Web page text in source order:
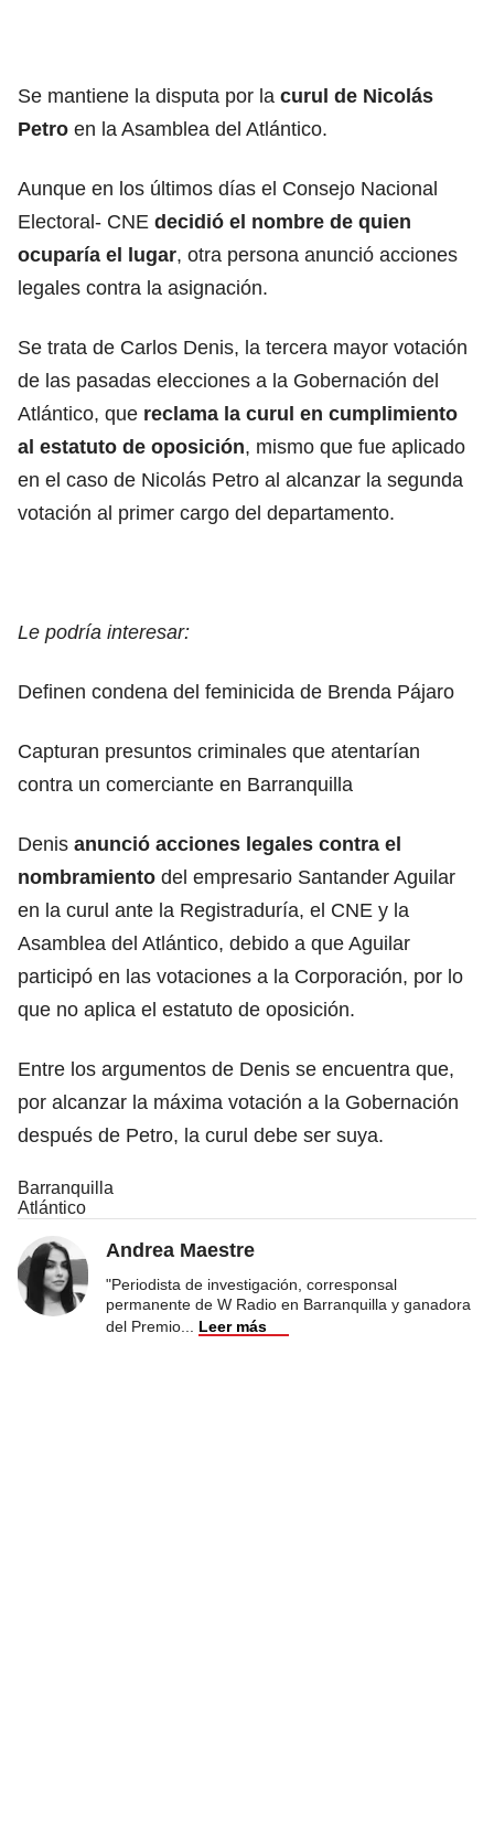
Se mantiene la disputa por la curul de Nicolás
Petro en la Asamblea del Atlántico.
Aunque en los últimos días el Consejo Nacional
Electoral- CNE decidió el nombre de quien
ocuparía el lugar, otra persona anunció acciones
legales contra la asignación.
Se trata de Carlos Denis, la tercera mayor votación
de las pasadas elecciones a la Gobernación del
Atlántico, que reclama la curul en cumplimiento
al estatuto de oposición, mismo que fue aplicado
en el caso de Nicolás Petro al alcanzar la segunda
votación al primer cargo del departamento.
Le podría interesar:
Definen condena del feminicida de Brenda Pájaro
Capturan presuntos criminales que atentarían
contra un comerciante en Barranquilla
Denis anunció acciones legales contra el
nombramiento del empresario Santander Aguilar
en la curul ante la Registraduría, el CNE y la
Asamblea del Atlántico, debido a que Aguilar
participó en las votaciones a la Corporación, por lo
que no aplica el estatuto de oposición.
Entre los argumentos de Denis se encuentra que,
por alcanzar la máxima votación a la Gobernación
después de Petro, la curul debe ser suya.
Barranquilla
Atlántico
Andrea Maestre
"Periodista de investigación, corresponsal
permanente de W Radio en Barranquilla y ganadora
del Premio
Leer más